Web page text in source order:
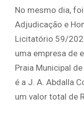
No mesmo dia,
Adjudicação e
Licitatório 59/
uma empresa de
Praia Municipal
é a J. A. Abdalla
um valor total de